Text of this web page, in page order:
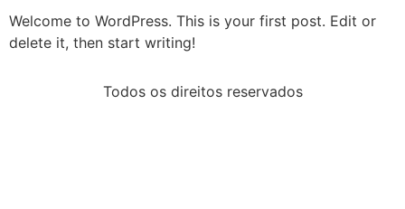
Welcome to WordPress. This is your first post. Edit or
delete it, then start writing!
Todos os direitos reservados